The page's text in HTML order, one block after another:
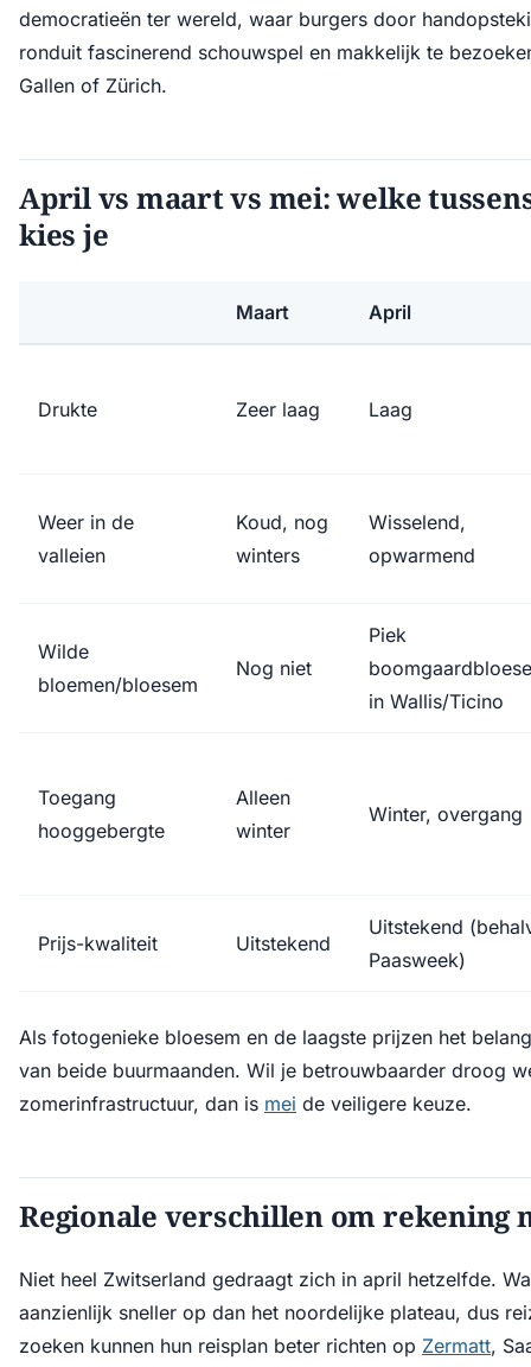
democratieën ter wereld, waar burgers door
ronduit fascinerend schouwspel en makkelijk te
Gallen of Zürich.
April vs maart vs mei: welke
kies je
Maart April
Drukte Zeer laag Laag
Weer in de
valleien
Koud, nog
winters
Wisselend,
opwarmend
Wilde
bloemen/bloesem
Nog niet
Piek
in Wallis/Ticino
Toegang
hooggebergte
Alleen
winter
Winter, overgang
Prijs-kwaliteit Uitstekend
Uitstekend
Paasweek)
Als fotogenieke bloesem en de laagste prijzen het
van beide buurmaanden. Wil je betrouwbaarder droog
zomerinfrastructuur, dan is mei de veiligere keuze.
Regionale verschillen om rekening
Niet heel Zwitserland gedraagt zich in april hetzelfde.
aanzienlijk sneller op dan het noordelijke plateau, dus
zoeken kunnen hun reisplan beter richten op Zermatt,